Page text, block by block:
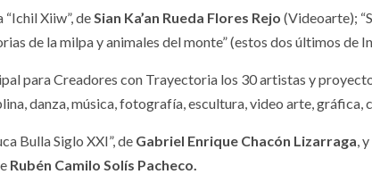
Xiiw”, deSian Ka’an Rueda Flores Rejo (Videoarte);
de la milpa y animales del monte” (estos dos últimos de
para Creadores con Trayectoria los 30 artistas y
danza, música, fotografía, escultura, video arte, gráfica,
Bulla Siglo XXI”, de Gabriel Enrique Chacón Lizarraga,
Rubén Camilo Solís Pacheco.